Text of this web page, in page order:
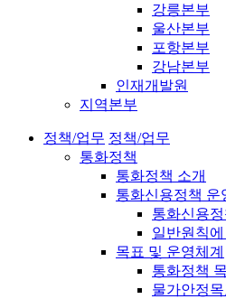
강릉본부
울산본부
포항본부
강남본부
인재개발원
지역본부
정책/업무 정책/업무
통화정책
통화정책 소개
통화신용정책 운
통화신용
일반원칙
목표 및 운영체계
통화정책
물가안정목